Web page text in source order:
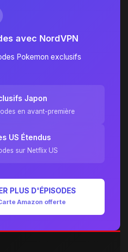
avec NordVPN
Pokemon exclusifs
Japon
en avant-première
US Étendus
sur Netflix US
PLUS D'ÉPISODES
Amazon offerte